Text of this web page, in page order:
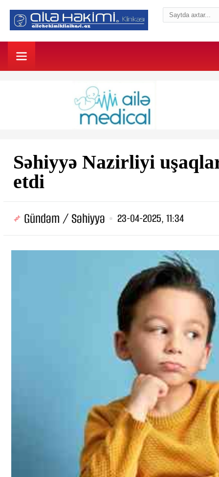
Səhiyyə Nazirliyi
etdi
Gündəm / Səhiyyə 23-04-2025, 11:34